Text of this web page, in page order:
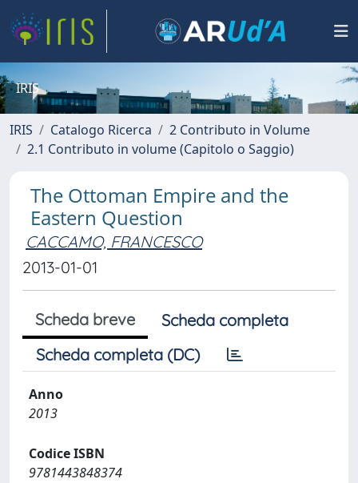
IRIS
IRIS Catalogo Ricerca
2 Contributo in Volume
2.1 Contributo in volume (Capitolo o Saggio)
The Ottoman Empire and the
Eastern Question
CACCAMO, FRANCESCO
2013-01-01
Scheda breve
Scheda completa
Scheda completa (DC)
Anno
2013
Codice ISBN
9781443848374